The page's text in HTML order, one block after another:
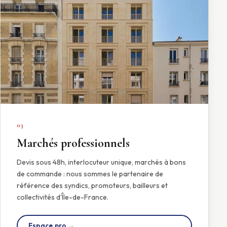
03
Marchés professionnels
Devis sous 48h, interlocuteur unique, marchés à bons
de commande : nous sommes le partenaire de
référence des syndics, promoteurs, bailleurs et
collectivités d'Île-de-France.
Espace pro →